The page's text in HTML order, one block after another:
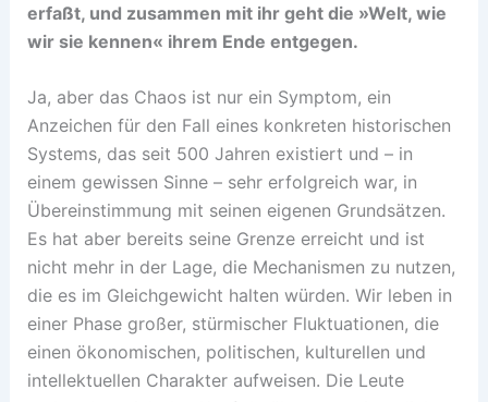
erfaßt, und zusammen mit ihr geht die »Welt, wie
wir sie kennen« ihrem Ende entgegen.
Ja, aber das Chaos ist nur ein Symptom, ein
Anzeichen für den Fall eines konkreten historischen
Systems, das seit 500 Jahren existiert und – in
einem gewissen Sinne – sehr erfolgreich war, in
Übereinstimmung mit seinen eigenen Grundsätzen.
Es hat aber bereits seine Grenze erreicht und ist
nicht mehr in der Lage, die Mechanismen zu nutzen,
die es im Gleichgewicht halten würden. Wir leben in
einer Phase großer, stürmischer Fluktuationen, die
einen ökonomischen, politischen, kulturellen und
intellektuellen Charakter aufweisen. Die Leute